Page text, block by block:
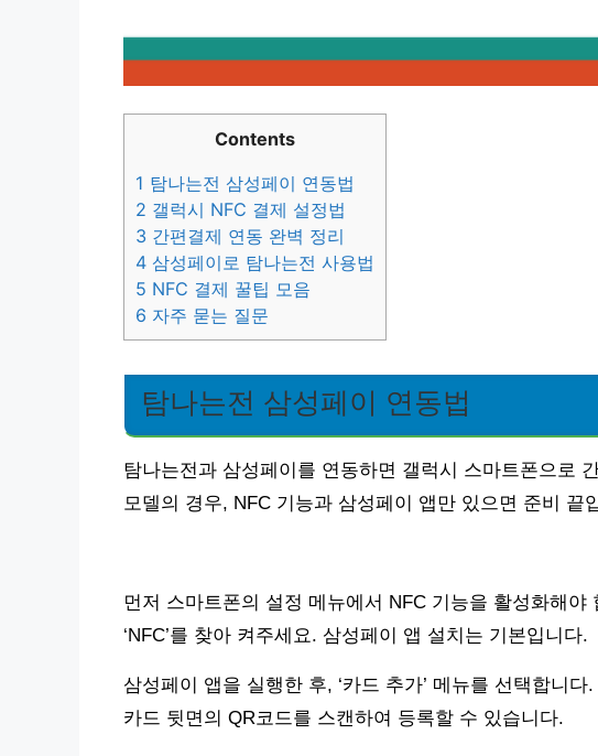
Contents
1 탐나는전 삼성페이 연동법
2 갤럭시 NFC 결제 설정법
3 간편결제 연동 완벽 정리
4 삼성페이로 탐나는전 사용법
5 NFC 결제 꿀팁 모음
6 자주 묻는 질문
탐나는전 삼성페이 연동법
탐나는전과 삼성페이를 연동하면 갤럭시 스마트폰으로
모델의 경우, NFC 기능과 삼성페이 앱만 있으면 준비 끝
먼저 스마트폰의 설정 메뉴에서 NFC 기능을 활성화해야
‘NFC’를 찾아 켜주세요. 삼성페이 앱 설치는 기본입니다.
삼성페이 앱을 실행한 후, ‘카드 추가’ 메뉴를 선택합니
카드 뒷면의 QR코드를 스캔하여 등록할 수 있습니다.